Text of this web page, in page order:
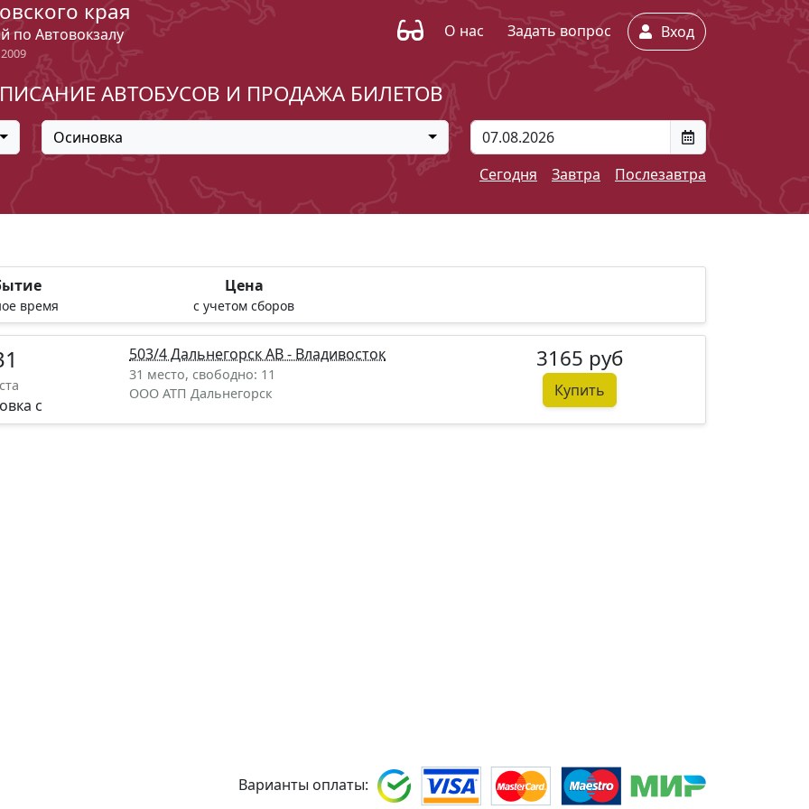
края
по Автовокзалу О нас Задать вопрос Вход
АВТОБУСОВ И ПРОДАЖА БИЛЕТОВ
Осиновка
Сегодня
Завтра Послезавтра
время
Цена
с учетом сборов
с
503/4 Дальнегорск АВ - Владивосток
31 место, свободно: 11
ООО АТП Дальнегорск
3165 руб
Купить
Варианты оплаты: